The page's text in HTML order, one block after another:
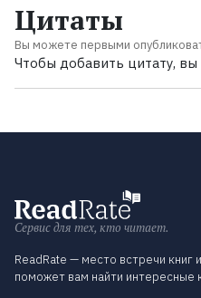
Цитаты
Вы можете первыми
Чтобы добавить цитату,
Сервис для тех, кто читает.
ReadRate — место встречи книг
поможет вам найти интересные